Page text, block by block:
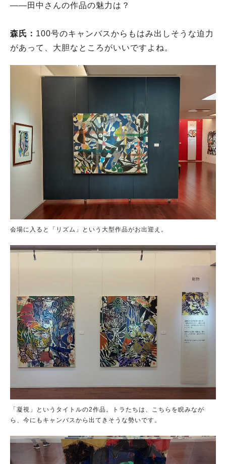
――田中さんの作品の魅力は？
森氏： 100号のキャンバスからもはみ出しそうな迫力
があって、大胆なところがいいですよね。
会場に入ると「リズム」という大型作品がお出迎え。
「凝視」というタイトルの2作品。トラたちは、こちらを睨みなが
ら、今にもキャンバスから出てきそうな勢いです。